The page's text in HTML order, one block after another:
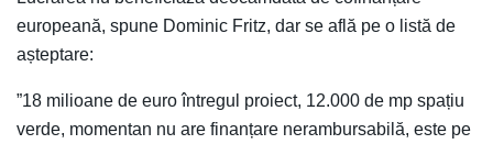
europeană, spune Dominic Fritz, dar se află pe o listă de
așteptare:
”18 milioane de euro întregul proiect, 12.000 de mp spațiu
verde, momentan nu are finanțare nerambursabilă, este pe